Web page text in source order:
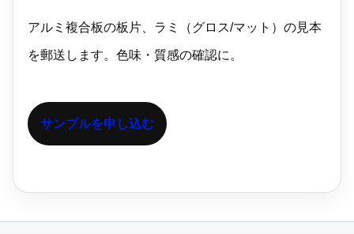
アルミ複合板の板片、ラミ（グロス/マット）の見本
を郵送します。色味・質感の確認に。
サンプルを申し込む